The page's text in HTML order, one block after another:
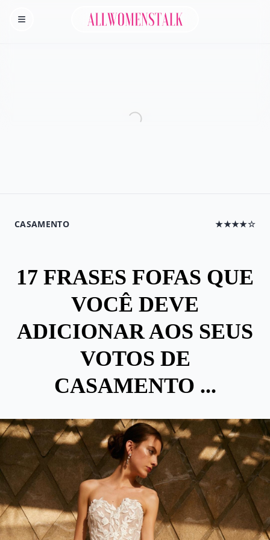
Homepage
Allwomenstalk
CASAMENTO ★★★★☆
17 FRASES FOFAS QUE
VOCÊ DEVE
ADICIONAR AOS SEUS
VOTOS DE
CASAMENTO ...